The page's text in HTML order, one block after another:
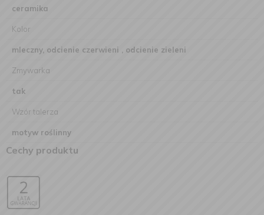
ceramika
Kolor
mleczny, odcienie czerwieni , odcienie zieleni
Zmywarka
tak
Wzór talerza
motyw roślinny
Cechy produktu